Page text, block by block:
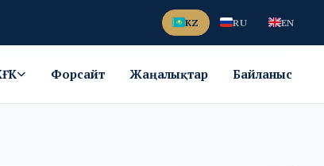
KZ RU EN
Форсайт Жаңалықтар Байланыс